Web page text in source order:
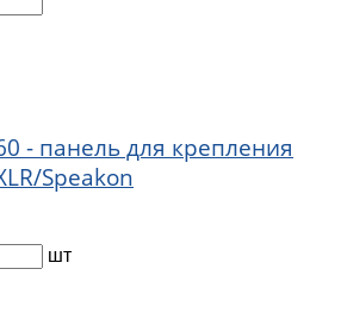
- панель для крепления
Speakon
шт